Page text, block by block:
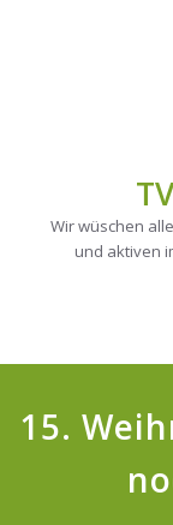
Wir wüschen
und aktiven
15.